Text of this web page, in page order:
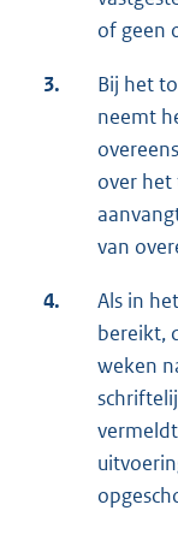
of geen
3.
Bij het
neemt
over
van
4.
Als in
bereikt,
weken